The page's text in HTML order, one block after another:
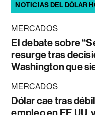
NOTICIAS DEL DÓLAR
MERCADOS
El debate sobre
resurge tras
Washington que
MERCADOS
Dólar cae tras